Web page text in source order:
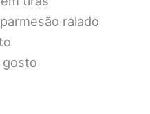
ralado
gosto